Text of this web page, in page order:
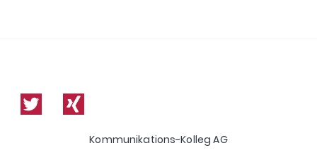
Kommunikations-Kolleg AG